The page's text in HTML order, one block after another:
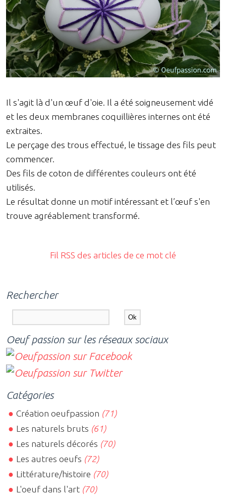
Il s'agit là d'un œuf d'oie. Il a été soigneusement vidé
et les deux membranes coquillières internes ont été
extraites.
Le perçage des trous effectué, le tissage des fils peut
commencer.
Des fils de coton de différentes couleurs ont été
utilisés.
Le résultat donne un motif intéressant et l’œuf s'en
trouve agréablement transformé.
Fil RSS des articles de ce mot clé
Rechercher
Oeuf passion sur les réseaux sociaux
Catégories
Création oeufpassion (71)
Les naturels bruts (61)
Les naturels décorés (70)
Les autres oeufs (72)
Littérature/histoire (70)
L'oeuf dans l'art (70)